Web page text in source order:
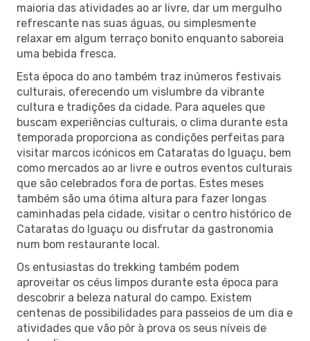
maioria das atividades ao ar livre, dar um mergulho
refrescante nas suas águas, ou simplesmente
relaxar em algum terraço bonito enquanto saboreia
uma bebida fresca.
Esta época do ano também traz inúmeros festivais
culturais, oferecendo um vislumbre da vibrante
cultura e tradições da cidade. Para aqueles que
buscam experiências culturais, o clima durante esta
temporada proporciona as condições perfeitas para
visitar marcos icónicos em Cataratas do Iguaçu, bem
como mercados ao ar livre e outros eventos culturais
que são celebrados fora de portas. Estes meses
também são uma ótima altura para fazer longas
caminhadas pela cidade, visitar o centro histórico de
Cataratas do Iguaçu ou disfrutar da gastronomia
num bom restaurante local.
Os entusiastas do trekking também podem
aproveitar os céus limpos durante esta época para
descobrir a beleza natural do campo. Existem
centenas de possibilidades para passeios de um dia e
atividades que vão pôr à prova os seus níveis de